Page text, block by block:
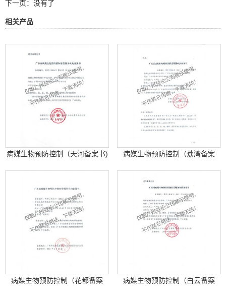
下一页：没有了
相关产品
病媒生物预防控制（天河备案书)
病媒生物预防控制（荔湾备案
病媒生物预防控制（花都备案
病媒生物预防控制（白云备案